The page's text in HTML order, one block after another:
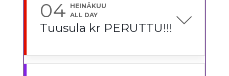
04
HEINÄKUU
ALL DAY
Tuusula kr PERUTTU!!!